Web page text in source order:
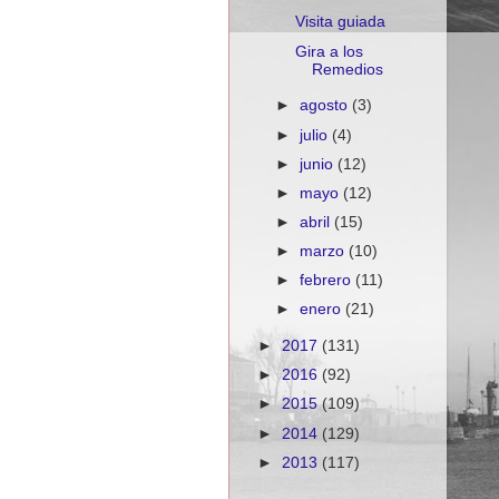
Visita guiada
Gira a los
Remedios
►agosto (3)
► julio (4)
► junio (12)
► mayo (12)
►abril (15)
► marzo (10)
►febrero (11)
►enero (21)
►2017 (131)
►2016 (92)
►2015(109)
► 2014 (129)
► 2013 (117)